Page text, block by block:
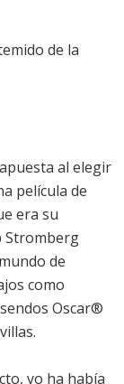
de la
al elegir
película de
era su
Stromberg
de
como
Oscar®
yo ha había